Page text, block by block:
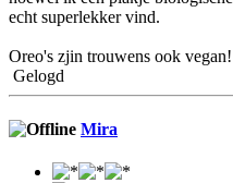
echt superlekker vind.
Oreo's zjin trouwens ook vegan!
Gelogd
Mira